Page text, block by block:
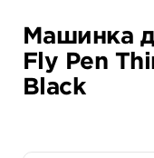
Машинка
Fly Pen
Black